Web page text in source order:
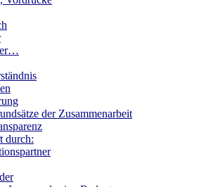
der Zusammenarbeit
durch: